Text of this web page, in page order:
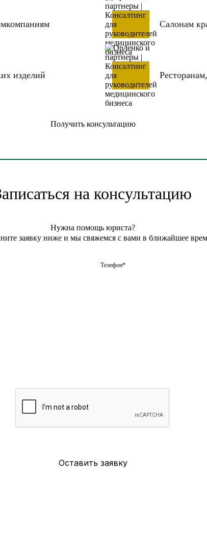
Салонам
изделий
Получить консультацию
на консультацию
Нужна помощь юриста?
заявку ниже и мы свяжемся с вами в ближайшее